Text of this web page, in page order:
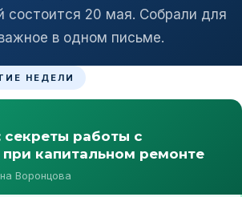
состоится 20 мая. Собрали для
в одном письме.
НЕДЕЛИ
работы с
капитальном ремонте
Воронцова